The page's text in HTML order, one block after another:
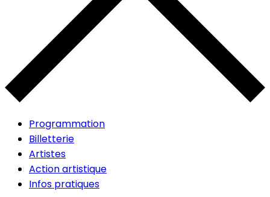
Programmation
Billetterie
Artistes
Action artistique
Infos pratiques